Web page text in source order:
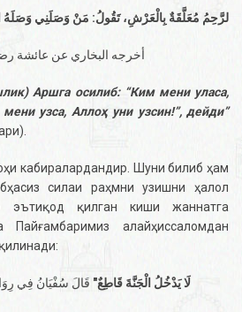
لرَّحِمُ مُعَلَّقَةٌ بِالْعَرْشِ، تَقُولُ: مَنْ وَصَلَنِي وَصَلَهُ
أخرجه البخاري عن عائشة
Аршга осилиб: “Ким мени уласа,
узса, Аллоҳ уни узсин!”, дейди”
кабиралардандир. Шуни билиб ҳам
силаи раҳмни узишни ҳалол
эътиқод қилган киши жаннатга
алайҳиссаломдан
لَا يَدْخُلُ الْجَنَّةَ قَاطِعٌ" قَالَ سُفْيَانُ فِي